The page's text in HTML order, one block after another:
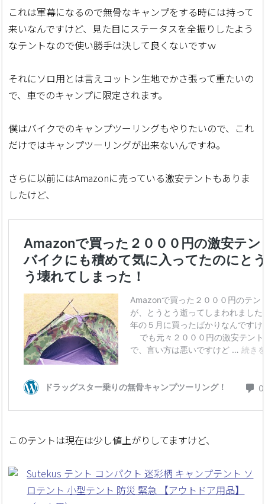
これは軍幕になるので無骨なキャンプをする時には持って
来いなんですけど、見た目にステータスを全振りしたよう
なテントなので使い勝手は決して良くないですｗ
それにソロ用とは言えコットン生地でかさ張って重たいの
で、車でのキャンプに限定されます。
僕はバイクでのキャンプツーリングもやりたいので、これ
だけではキャンプツーリングが出来ないんですね。
さらに以前にはAmazonに売っている激安テントもありま
したけど、
このテントは現在は少し値上がりしてますけど、
Sutekus テント コンパクト 迷彩柄 キャンプテント ソ
ロテント 小型テント 防災 緊急 【アウトドア用品】